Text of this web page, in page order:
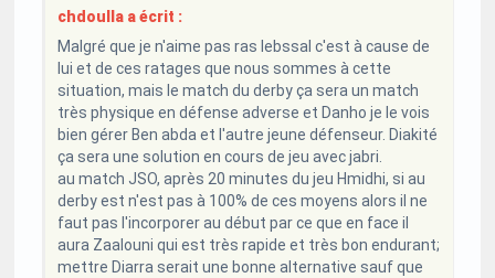
chdoulla a écrit :
Malgré que je n'aime pas ras lebssal c'est à cause de
lui et de ces ratages que nous sommes à cette
situation, mais le match du derby ça sera un match
très physique en défense adverse et Danho je le vois
bien gérer Ben abda et l'autre jeune défenseur. Diakité
ça sera une solution en cours de jeu avec jabri.
au match JSO, après 20 minutes du jeu Hmidhi, si au
derby est n'est pas à 100% de ces moyens alors il ne
faut pas l'incorporer au début par ce que en face il
aura Zaalouni qui est très rapide et très bon endurant;
mettre Diarra serait une bonne alternative sauf que